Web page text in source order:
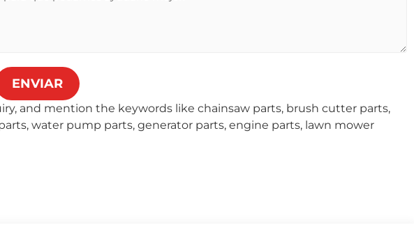
ENVIAR
and mention the keywords like chainsaw parts, brush cutter parts,
water pump parts, generator parts, engine parts, lawn mower